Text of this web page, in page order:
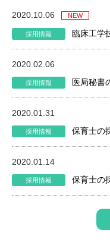
2020.10.06
臨床工学
2020.02.06
医局秘書
2020.01.31
保育士の
2020.01.14
保育士の